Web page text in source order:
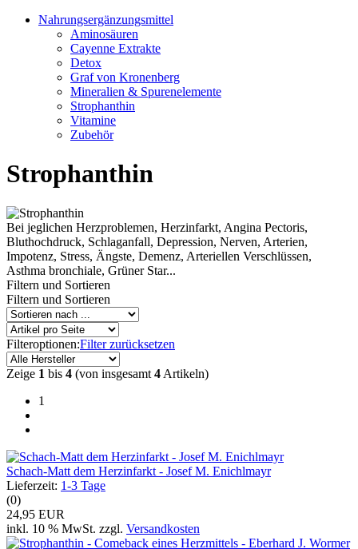
Nahrungsergänzungsmittel
Aminosäuren
Cayenne Extrakte
Detox
Graf von Kronenberg
Mineralien & Spurenelemente
Strophanthin
Vitamine
Zubehör
Strophanthin
Bei jeglichen Herzproblemen, Herzinfarkt, Angina Pectoris,
Bluthochdruck, Schlaganfall, Depression, Nerven, Arterien,
Impotenz, Stress, Ängste, Demenz, Arteriellen Verschlüssen,
Asthma bronchiale, Grüner Star...
Filtern und Sortieren
Filtern und Sortieren
Filteroptionen:Filter zurücksetzen
Zeige 1 bis 4 (von insgesamt 4 Artikeln)
1
Schach-Matt dem Herzinfarkt - Josef M. Enichlmayr
Lieferzeit: 1-3 Tage
(0)
24,95 EUR
inkl. 10 % MwSt. zzgl. Versandkosten